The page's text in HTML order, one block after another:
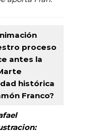
proceso
antes la
histórica
Franco?